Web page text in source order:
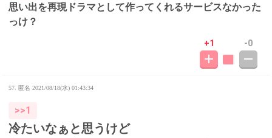
思い出を再現ドラマとして作ってくれるサービスなかった
っけ？
+1 -0
57. 匿名 2021/08/18(水) 01:43:34
>>1
冷たいなぁと思うけど